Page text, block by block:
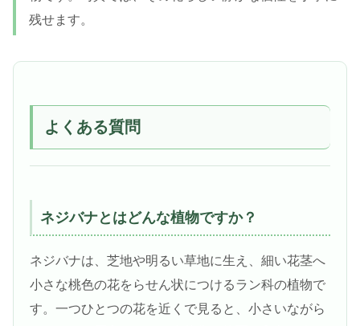
残せます。
よくある質問
ネジバナとはどんな植物ですか？
ネジバナは、芝地や明るい草地に生え、細い花茎へ
小さな桃色の花をらせん状につけるラン科の植物で
す。一つひとつの花を近くで見ると、小さいながら